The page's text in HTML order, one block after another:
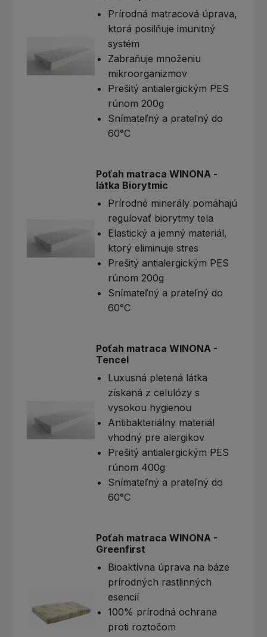
Prírodná matracová úprava,
ktorá posilňuje imunitný
systém
Zabraňuje množeniu
mikroorganizmov
Prešitý antialergickým PES
rúnom 200g
Snímateľný a prateľný do
60°C
Poťah matraca WINONA -
látka Biorytmic
Prírodné minerály pomáhajú
regulovať biorytmy tela
Elastický a jemný materiál,
ktorý eliminuje stres
Prešitý antialergickým PES
rúnom 200g
Snímateľný a prateľný do
60°C
Poťah matraca WINONA -
Tencel
Luxusná pletená látka
získaná z celulózy s
vysokou hygienou
Antibakteriálny materiál
vhodný pre alergikov
Prešitý antialergickým PES
rúnom 400g
Snímateľný a prateľný do
60°C
Poťah matraca WINONA -
Greenfirst
Bioaktívna úprava na báze
prírodných rastlinných
esencií
100% prírodná ochrana
proti roztočom